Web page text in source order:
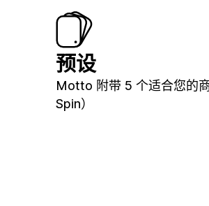
预设
Motto 附带 5 个适合您的
Spin）